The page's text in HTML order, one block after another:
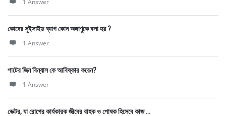
কোষের সুইসাইড ব্যাগ কোন অঙ্গাণুকে বলা হয় ?
1 Answer
পাটের জিন বিন্যাস কে আবিষ্কার করেন?
1 Answer
ভেক্টর, যা রোগের কার্যকারক জীবের বাহক ও পোষক হিসেবে কাজ ...